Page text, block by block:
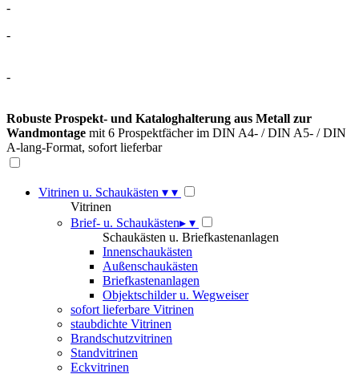
-
-
-
Robuste Prospekt- und Kataloghalterung aus Metall zur
Wandmontage mit 6 Prospektfächer im DIN A4- / DIN A5- / DIN
A-lang-Format, sofort lieferbar
Vitrinen u. Schaukästen ▾ ▾
Vitrinen
Brief- u. Schaukästen▸ ▾
Schaukästen u. Briefkastenanlagen
Innenschaukästen
Außenschaukästen
Briefkastenanlagen
Objektschilder u. Wegweiser
sofort lieferbare Vitrinen
staubdichte Vitrinen
Brandschutzvitrinen
Standvitrinen
Eckvitrinen